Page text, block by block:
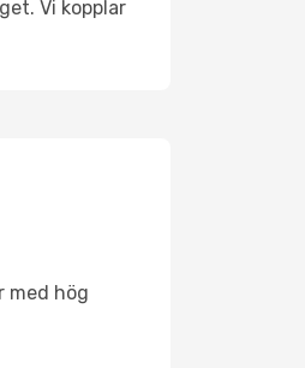
Vi kopplar
med hög